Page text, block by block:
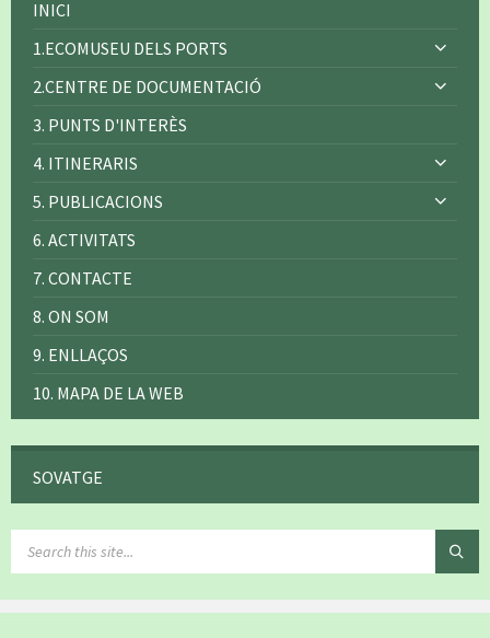
INICI
1.ECOMUSEU DELS PORTS
2.CENTRE DE DOCUMENTACIÓ
3. PUNTS D'INTERÈS
4. ITINERARIS
5. PUBLICACIONS
6. ACTIVITATS
7. CONTACTE
8. ON SOM
9. ENLLAÇOS
10. MAPA DE LA WEB
SOVATGE